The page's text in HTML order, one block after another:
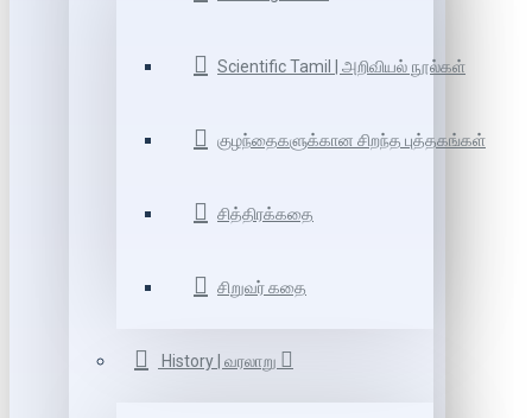
Scientific Tamil | அறிவியல் நூல்கள்
குழந்தைகளுக்கான சிறந்த புத்தகங்கள்
சித்திரக்கதை
சிறுவர் கதை
History | வரலாறு